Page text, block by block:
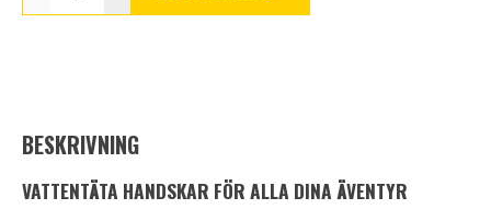
BESKRIVNING
VATTENTÄTA HANDSKAR FÖR ALLA DINA ÄVENTYR